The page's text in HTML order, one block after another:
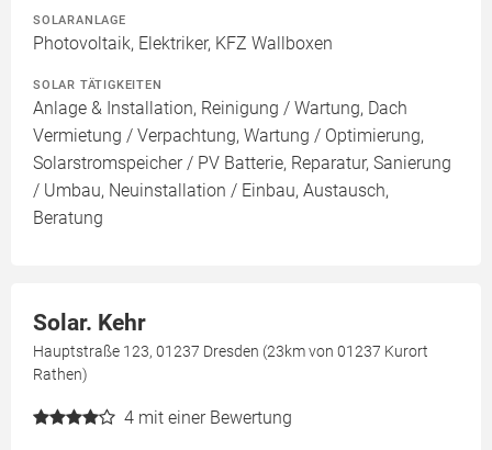
SOLARANLAGE
Photovoltaik, Elektriker, KFZ Wallboxen
SOLAR TÄTIGKEITEN
Anlage & Installation, Reinigung / Wartung, Dach
Vermietung / Verpachtung, Wartung / Optimierung,
Solarstromspeicher / PV Batterie, Reparatur, Sanierung
/ Umbau, Neuinstallation / Einbau, Austausch,
Beratung
Solar. Kehr
Hauptstraße 123, 01237 Dresden (23km von 01237 Kurort
Rathen)
4 mit einer Bewertung